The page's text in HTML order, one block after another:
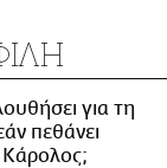
για τη
πεθάνει
Κάρολος;